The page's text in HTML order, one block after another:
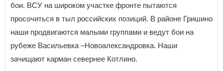
бои. ВСУ на широком участке фронте пытаются
просочиться в тыл российских позиций. В районе Гришино
наши продвигаются малыми группами и ведут бои на
рубеже Васильевка –Новоалександровка. Наши
зачищают карман севернее Котлино.